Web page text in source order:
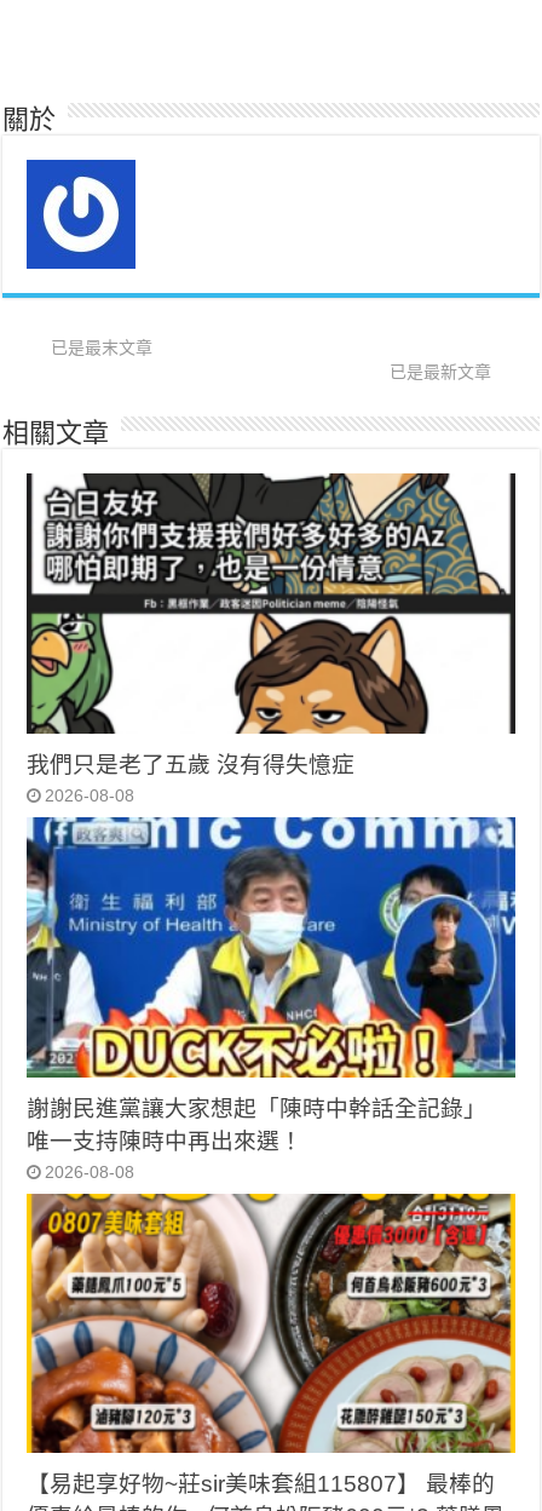
關於
已是最末文章
已是最新文章
相關文章
我們只是老了五歲 沒有得失憶症
2026-08-08
謝謝民進黨讓大家想起「陳時中幹話全記錄」
唯一支持陳時中再出來選！
2026-08-08
【易起享好物~莊sir美味套組115807】 最棒的